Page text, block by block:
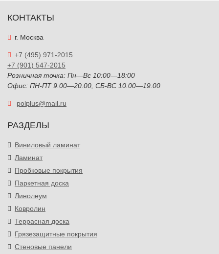
КОНТАКТЫ
г. Москва
+7 (495) 971-2015
+7 (901) 547-2015
Розничная точка: Пн—Вс 10:00—18:00
Офис: ПН-ПТ 9.00—20.00, СБ-ВС 10.00—19.00
polplus@mail.ru
РАЗДЕЛЫ
Виниловый ламинат
Ламинат
Пробковые покрытия
Паркетная доска
Линолеум
Ковролин
Террасная доска
Грязезащитные покрытия
Стеновые панели